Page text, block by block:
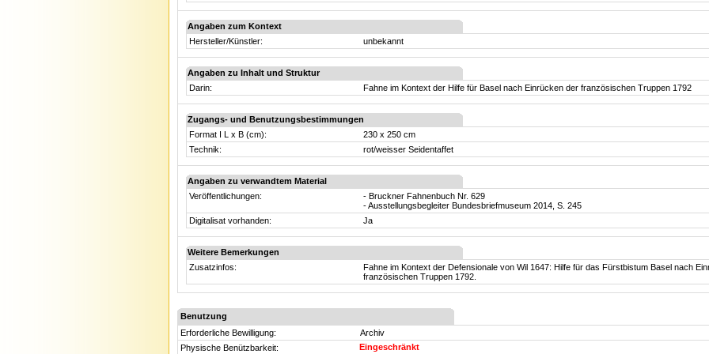
Angaben zum Kontext
Hersteller/Künstler:
unbekannt
Angaben zu Inhalt und Struktur
Darin:
Fahne im Kontext der Hilfe für Basel nach Einrücken der französischen Truppen 1792
Zugangs- und Benutzungsbestimmungen
Format I L x B (cm):
230 x 250 cm
Technik:
rot/weisser Seidentaffet
Angaben zu verwandtem Material
Veröffentlichungen:
- Bruckner Fahnenbuch Nr. 629
- Ausstellungsbegleiter Bundesbriefmuseum 2014, S. 245
Digitalisat vorhanden:
Ja
Weitere Bemerkungen
Zusatzinfos:
Fahne im Kontext der Defensionale von Wil 1647: Hilfe für das Fürstbistum Basel nach
französischen Truppen 1792.
Benutzung
Erforderliche Bewilligung:
Archiv
Physische Benützbarkeit:
Eingeschränkt